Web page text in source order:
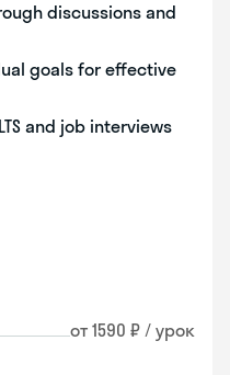
discussions and
goals for effective
and job interviews
от 1590 ₽ / урок